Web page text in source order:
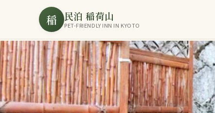
稲 民泊 稲荷山
PET-FRIENDLY INN IN KYOTO